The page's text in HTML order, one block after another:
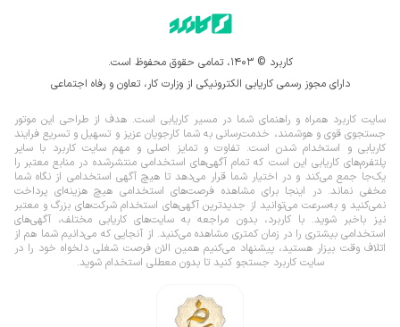
کاربرد © ۱۴۰۳، تمامی حقوق محفوظ است.
دارای مجوز رسمی کاریابی الکترونیکی از وزارت کار، تعاون و رفاه اجتماعی
سایت کاربرد همراه و راهنمای شما در مسیر کاریابی است. هدف از طراحی این موتور
جستجوی قوی و هوشمند، خدمت‌رسانی به شما کارجویان عزیز و تسهیل و تسریع فرایند
کاریابی و استخدام شدن است. تفاوت و تمایز اصلی و مهم سایت کاربرد با سایر
پلتفرم‌های کاریابی این است که تمام آگهی‌های استخدامی منتشرشده در منابع معتبر را
یک‌‌جا جمع می‌کند و در اختیار شما قرار می‌‌‌دهد تا هیچ آگهی استخدامی از نگاه شما
مخفی نماند.در اینجا برای مشاهده فرصت‌های استخدامی هیچ هزینه‌ای پرداخت
نمی‌کنید و به‌سرعت می‌توانید از جدیدترین آگهی‌های استخدام شرکت‌های بزرگ و معتبر
نیز باخبر شوید. با کاربرد، بدون مراجعه به سایت‌های کاریابی مختلف، آگهی‌های
استخدامی بیشتری را در زمان کمتری مشاهده می‌کنید. از آنجایی که می‌دانیم شما هم از
اتلاف وقت بیزار هستید، پیشنهاد می‌کنیم همین الان فرصت شغلی دلخواه خود را در
سایت کاربرد جستجو کنید تا بدون معطلی استخدام شوید.